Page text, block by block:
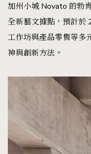
加州小城 Novato 的勃
全新藝文據點，預計於
工作坊與產品零售等多
神與創新方法。